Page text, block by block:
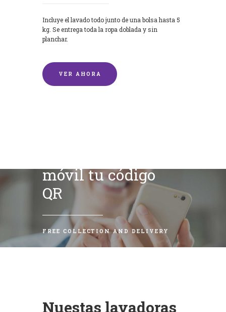
Incluye el lavado todo junto de una bolsa hasta 5
kg. Se entrega toda la ropa doblada y sin
planchar.
VER AHORA
móvil tu código
QR
FREE COLLECTION AND DELIVERY
Nuestas lavadoras